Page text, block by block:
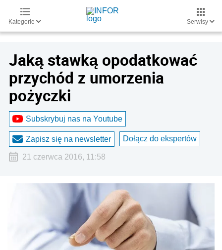
Kategorie Serwisy
Jaką stawką opodatkować
przychód z umorzenia
pożyczki
Subskrybuj nas na Youtube
Zapisz się na newsletter Dołącz do ekspertów
21 czerwca 2016, 11:58